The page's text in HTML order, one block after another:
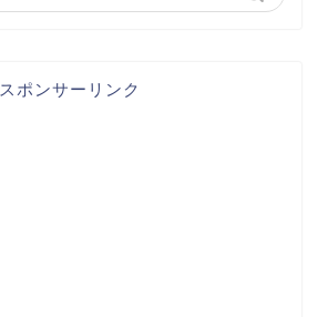
スポンサーリンク